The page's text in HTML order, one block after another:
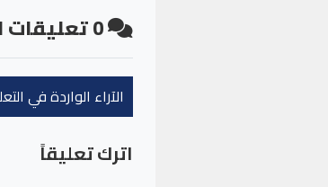
0تعليقات
الآراء الواردة في
اترك تعليقاً